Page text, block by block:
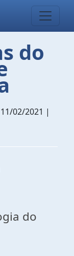
do
02/2021 |
do